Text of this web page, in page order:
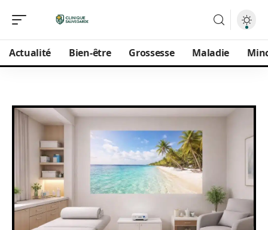
Actualité Bien-être Grossesse Maladie